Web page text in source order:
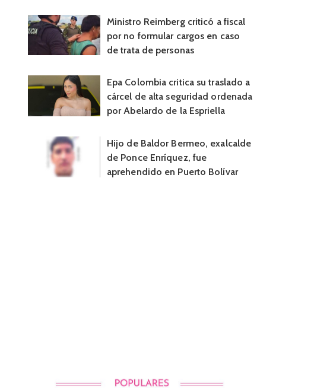
Ministro Reimberg criticó a fiscal
por no formular cargos en caso
de trata de personas
Epa Colombia critica su traslado a
cárcel de alta seguridad ordenada
por Abelardo de la Espriella
Hijo de Baldor Bermeo, exalcalde
de Ponce Enríquez, fue
aprehendido en Puerto Bolívar